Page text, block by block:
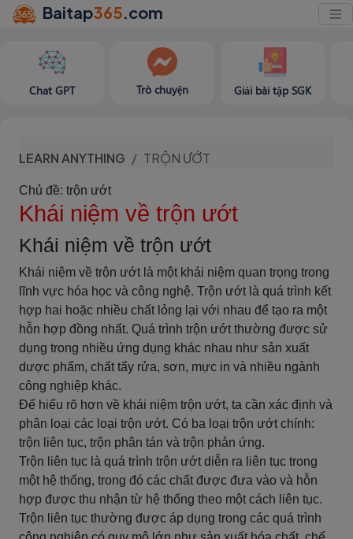
Baitap365.com
Chat GPT Trò chuyện Giải bài tập SGK
LEARN ANYTHING TRỘN ƯỚT
Chủ đề: trộn ướt
Khái niệm về trộn ướt
Khái niệm về trộn ướt
Khái niệm về trộn ướt là một khái niệm quan trọng trong
lĩnh vực hóa học và công nghệ. Trộn ướt là quá trình kết
hợp hai hoặc nhiều chất lỏng lại với nhau để tạo ra một
hỗn hợp đồng nhất. Quá trình trộn ướt thường được sử
dụng trong nhiều ứng dụng khác nhau như sản xuất
dược phẩm, chất tẩy rửa, sơn, mực in và nhiều ngành
công nghiệp khác.
Để hiểu rõ hơn về khái niệm trộn ướt, ta cần xác định và
phân loại các loại trộn ướt. Có ba loại trộn ướt chính:
trộn liên tục, trộn phân tán và trộn phản ứng.
Trộn liên tục là quá trình trộn ướt diễn ra liên tục trong
một hệ thống, trong đó các chất được đưa vào và hỗn
hợp được thu nhận từ hệ thống theo một cách liên tục.
Trộn liên tục thường được áp dụng trong các quá trình